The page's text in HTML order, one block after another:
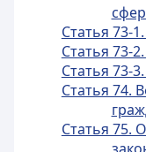
Статья 73-
Статья 73-
Статья 73-
Статья 74.
Статья 75.